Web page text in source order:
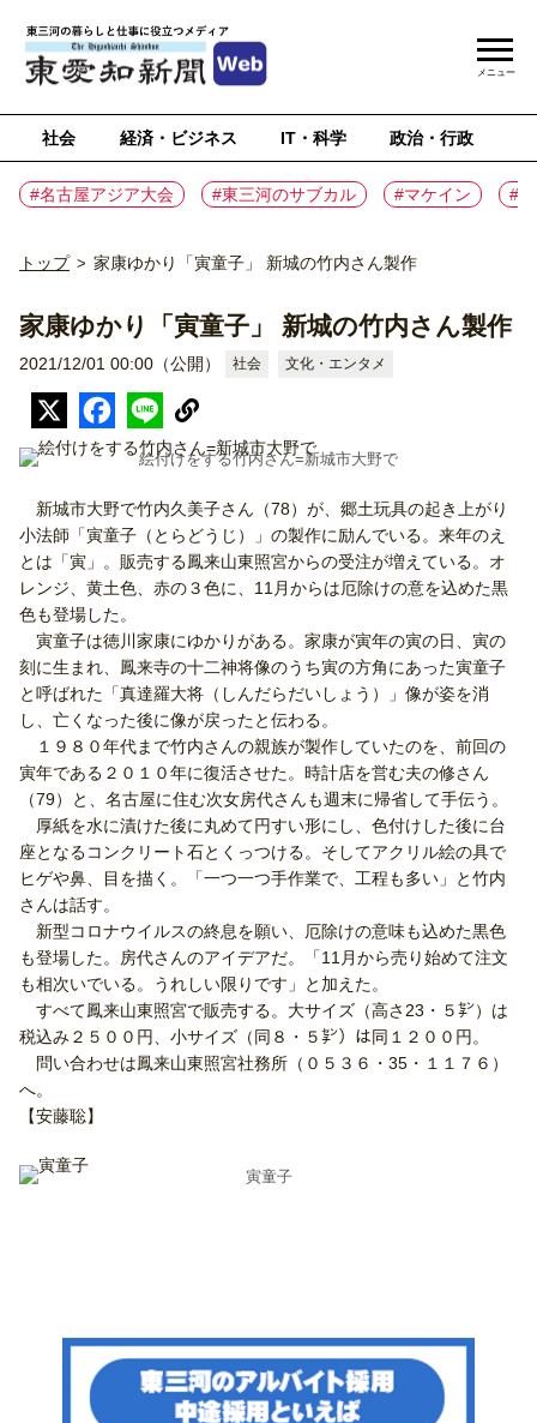
社会 経済・ビジネス IT・科学 政治・行政
#名古屋アジア大会 #東三河のサブカル #マケイン #
メニュー
トップ > 家康ゆかり「寅童子」 新城の竹内さん製作
家康ゆかり「寅童子」 新城の竹内さん製作
2021/12/01 00:00（公開） 社会 文化・エンタメ
絵付けをする竹内さん=新城市大野で
新城市大野で竹内久美子さん（78）が、郷土玩具の起き上がり
小法師「寅童子（とらどうじ）」の製作に励んでいる。来年のえ
とは「寅」。販売する鳳来山東照宮からの受注が増えている。オ
レンジ、黄土色、赤の３色に、11月からは厄除けの意を込めた黒
色も登場した。
寅童子は徳川家康にゆかりがある。家康が寅年の寅の日、寅の
刻に生まれ、鳳来寺の十二神将像のうち寅の方角にあった寅童子
と呼ばれた「真達羅大将（しんだらだいしょう）」像が姿を消
し、亡くなった後に像が戻ったと伝わる。
１９８０年代まで竹内さんの親族が製作していたのを、前回の
寅年である２０１０年に復活させた。時計店を営む夫の修さん
（79）と、名古屋に住む次女房代さんも週末に帰省して手伝う。
厚紙を水に漬けた後に丸めて円すい形にし、色付けした後に台
座となるコンクリート石とくっつける。そしてアクリル絵の具で
ヒゲや鼻、目を描く。「一つ一つ手作業で、工程も多い」と竹内
さんは話す。
新型コロナウイルスの終息を願い、厄除けの意味も込めた黒色
も登場した。房代さんのアイデアだ。「11月から売り始めて注文
も相次いでいる。うれしい限りです」と加えた。
すべて鳳来山東照宮で販売する。大サイズ（高さ23・５㌢）は
税込み２５００円、小サイズ（同８・５㌢）は同１２００円。
問い合わせは鳳来山東照宮社務所（０５３６・35・１１７６）
へ。
【安藤聡】
寅童子